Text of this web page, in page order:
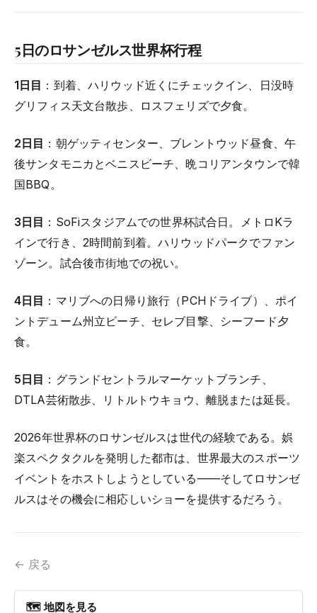
5日のロサンゼルス世界杯行程
1日目 ：到着、ハリウッド近くにチェックイン、日没時
グリフィス天文台散歩、ロスフェリズで夕食。
2日目 ：朝ゲッティセンター、ブレントウッド昼食、午
後サンタモニカとベニスビーチ、晩コリアンタウンで韓
国BBQ。
3日目 ：SoFiスタジアムでの世界杯試合日。メトロKラ
インで行き、2時間前到着。ハリウッドパークでファン
ゾーン。試合後市街地での祝い。
4日目 ：マリブへの日帰り旅行（PCHドライブ）、ポイ
ントデューム州立ビーチ、セレブ目撃、シーフード夕
食。
5日目 ：グランドセントラルマーケットブランチ、
DTLA芸術散歩、リトルトウキョウ、離脱または延長。
2026年世界杯のロサンゼルスは世代の経験である。娯
楽スペクタクルを発明した都市は、世界最大のスポーツ
イベントをホストしようとしている——そしてロサンゼ
ルスはその機会に相応しいショーを提供するだろう。
← 戻る
🗺 地図を見る